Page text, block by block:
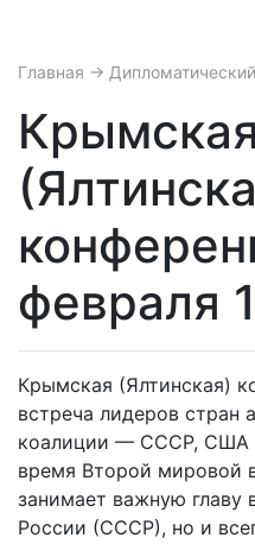
Главная →
Крымская
февраля
Крымская (Ялтинская)
встреча лидеров стран
коалиции — СССР, США
время Второй мировой
занимает важную главу
России (СССР), но и